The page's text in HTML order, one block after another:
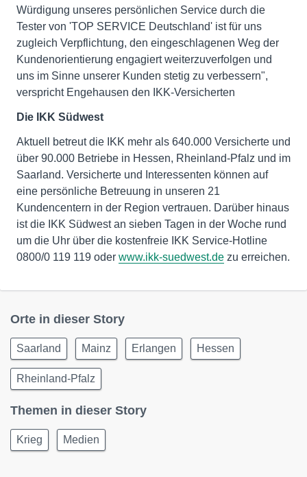
Würdigung unseres persönlichen Service durch die
Tester von 'TOP SERVICE Deutschland' ist für uns
zugleich Verpflichtung, den eingeschlagenen Weg der
Kundenorientierung engagiert weiterzuverfolgen und
uns im Sinne unserer Kunden stetig zu verbessern",
verspricht Engehausen den IKK-Versicherten
Die IKK Südwest
Aktuell betreut die IKK mehr als 640.000 Versicherte und
über 90.000 Betriebe in Hessen, Rheinland-Pfalz und im
Saarland. Versicherte und Interessenten können auf
eine persönliche Betreuung in unseren 21
Kundencentern in der Region vertrauen. Darüber hinaus
ist die IKK Südwest an sieben Tagen in der Woche rund
um die Uhr über die kostenfreie IKK Service-Hotline
0800/0 119 119 oder www.ikk-suedwest.de zu erreichen.
Orte in dieser Story
Saarland Mainz Erlangen Hessen
Rheinland-Pfalz
Themen in dieser Story
Krieg Medien